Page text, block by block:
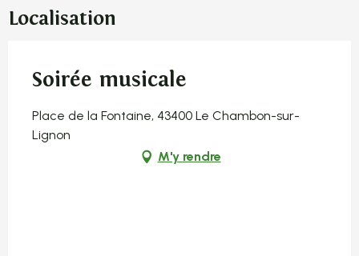
Localisation
Soirée musicale
Place de la Fontaine, 43400 Le Chambon-sur-
Lignon
M'y rendre